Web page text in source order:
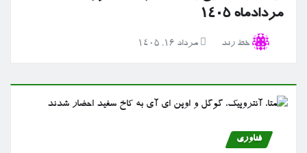
مردادماه ۱۴۰۵
خط رند مرداد ۱۶, ۱۴۰۵
فناوری